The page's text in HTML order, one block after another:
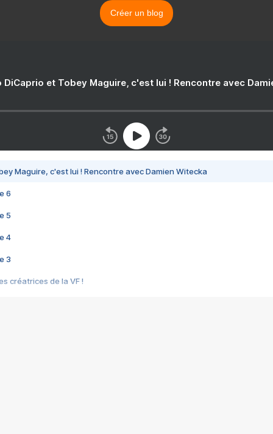
Créer un blog
DiCaprio et Tobey Maguire, c'est lui ! Rencontre avec
Maguire, c'est lui ! Rencontre avec Damien Witecka
6
5
4
3
créatrices de la VF !